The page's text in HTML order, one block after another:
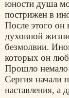
юности душа
пострижен в
После этого он
духовной
безмолвии.
которых он
Прошло немало
Сергия начали
наставления, а